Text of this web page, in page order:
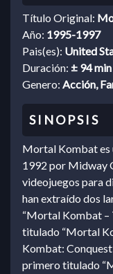
Título Original:
Año: 1995-1997
Pais(es): United
Duración: ± 94
Genero: Acción,
Mortal Kombat es
1992 por Midway
videojuegos para
han extraído dos
“Mortal Kombat –
titulado “Mortal
Kombat:
primero titulado